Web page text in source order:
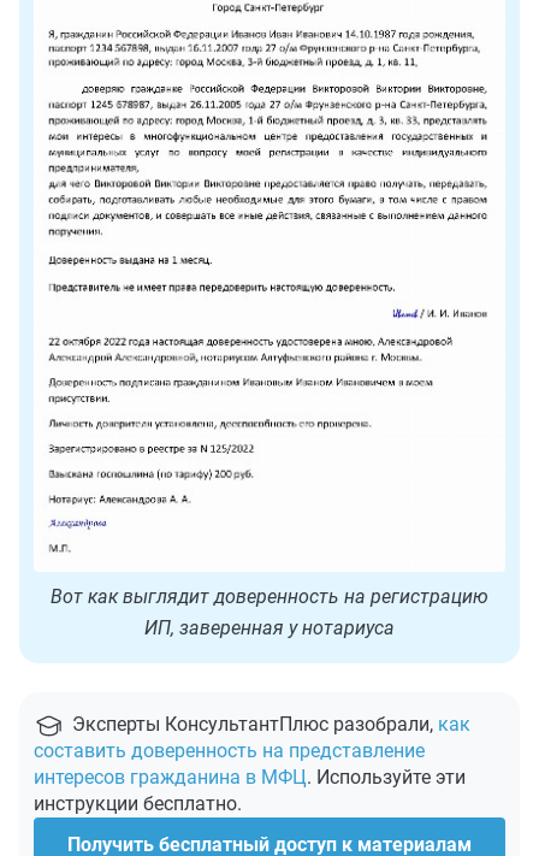
Вот как выглядит доверенность на регистрацию
ИП, заверенная у нотариуса
Эксперты КонсультантПлюс разобрали, как
составить доверенность на представление
интересов гражданина в МФЦ. Используйте эти
инструкции бесплатно.
Получить бесплатный доступ к материалам